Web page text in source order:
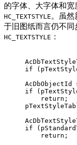
的字体、大字体和
HC_TEXTSTYLE 。虽
于旧图纸而言仍不同
HC_TEXTSTYLE ：
if
if
return ;
if
return ;